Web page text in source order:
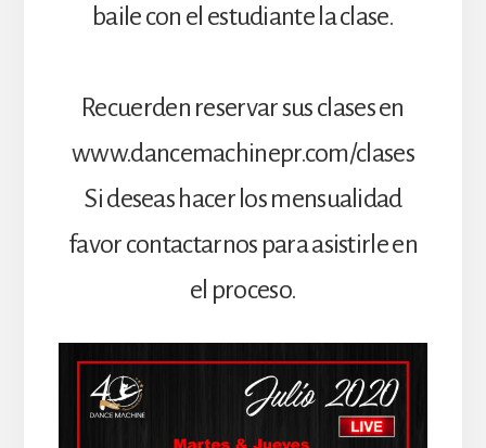
baile con el estudiante la clase.
Recuerden reservar sus clases en
www.dancemachinepr.com/clases
Si deseas hacer los mensualidad
favor contactarnos para asistirle en
el proceso.